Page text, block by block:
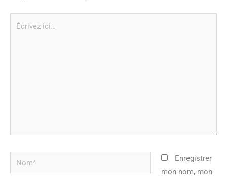
Nom*
Enregistrer
mon nom, mon